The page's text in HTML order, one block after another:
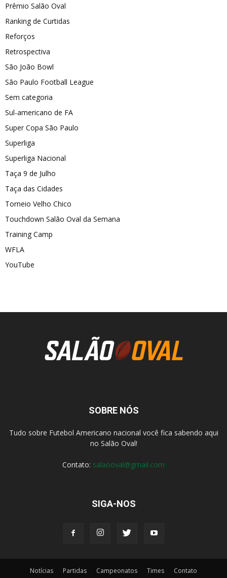
Prêmio Salão Oval
Ranking de Curtidas
Reforços
Retrospectiva
São João Bowl
São Paulo Football League
Sem categoria
Sul-americano de FA
Super Copa São Paulo
Superliga
Superliga Nacional
Taça 9 de Julho
Taça das Cidades
Torneio Velho Chico
Touchdown Salão Oval da Semana
Training Camp
WFLA
YouTube
SOBRE NÓS
Tudo sobre Futebol Americano nacional você fica sabendo aqui
no Salão Oval!
Contato: salaooval@gmail.com
SIGA-NOS
Notícias Partidas Campeonatos Times Contato